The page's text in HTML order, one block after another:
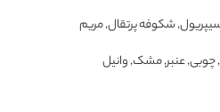
شکوفه‌ پرتقال, مریم
چوبی, عنبر, مشک, وانیل